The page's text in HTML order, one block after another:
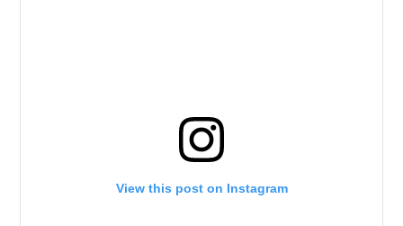
View this post on Instagram